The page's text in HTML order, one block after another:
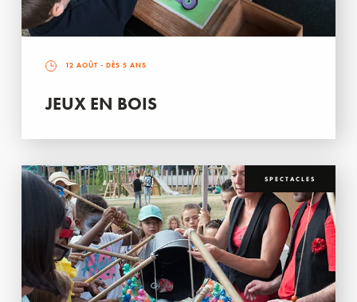
12 AOÛT - DÈS 5 ANS
JEUX EN BOIS
SPECTACLES